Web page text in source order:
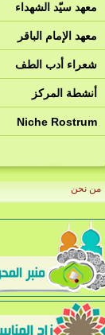
معهد سيّد الشهداء
معهد الإمام الباقر
شعراء أدب الطف
أنشطة المركز
Niche Rostrum
من نحن